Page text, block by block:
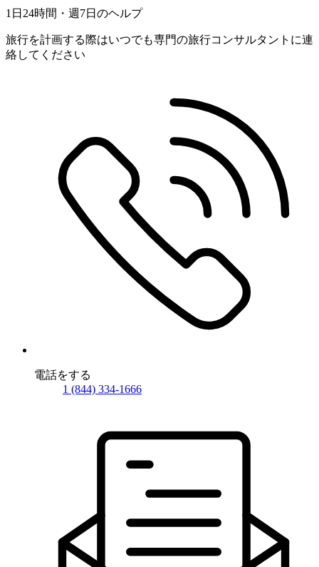
1日24時間・週7日のヘルプ
旅行を計画する際はいつでも専門の旅行コンサルタントに連
絡してください
電話をする
1 (844) 334-1666